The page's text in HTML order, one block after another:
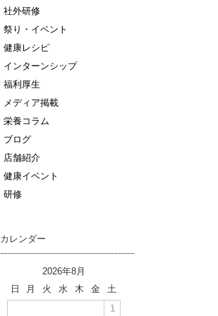
社外研修
祭り・イベント
健康レシピ
インターンシップ
福利厚生
メディア掲載
栄養コラム
ブログ
店舗紹介
健康イベント
研修
カレンダー
2026年8月
日
月 火 水 木 金
土
1